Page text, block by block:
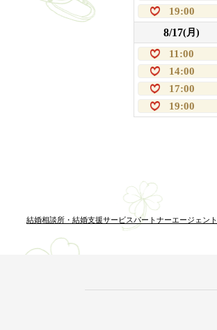
19:00
8/17(月)
11:00
14:00
17:00
19:00
結婚相談所・結婚支援サービスパートナーエージェント